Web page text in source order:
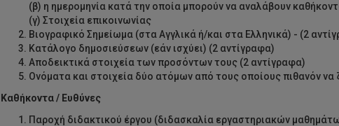
(β) η ημερομηνία κατά την οποία μπορούν να αναλάβουν
(γ) Στοιχεία επικοινωνίας
Βιογραφικό Σημείωμα (στα Αγγλικά ή/και στα Ελληνικά) - (2
Κατάλογο δημοσιεύσεων (εάν ισχύει) (2 αντίγραφα)
Αποδεικτικά στοιχεία των προσόντων τους (2 αντίγραφα)
Ονόματα και στοιχεία δύο ατόμων από τους οποίους πιθανόν να
Καθήκοντα / Ευθύνες
Παροχή διδακτικού έργου (διδασκαλία εργαστηριακών